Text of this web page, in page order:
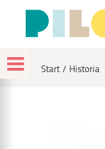
Start Historia